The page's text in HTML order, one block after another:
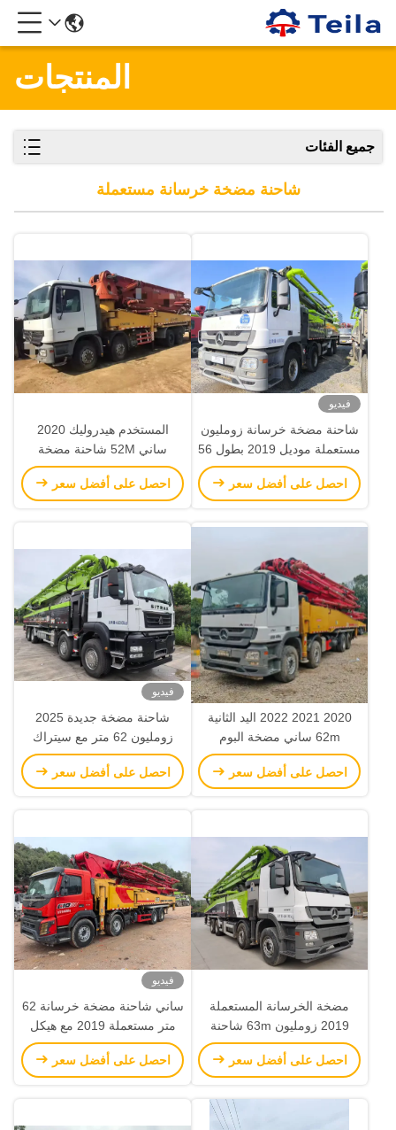
المنتجات
جميع الفئات
شاحنة مضخة خرسانة مستعملة
فيديو
شاحنة مضخة خرسانة زومليون
مستعملة موديل 2019 بطول 56
مترًا بهيكل مرسيدس بنز مع
تشغيل ذكي وفعال
احصل على أفضل سعر
المستخدم هيدروليك 2020
ساني 52M شاحنة مضخة
الخرسانة SY5418THB معدات
البناء
احصل على أفضل سعر
2020 2021 2022 اليد الثانية
62m ساني مضخة البوم
الخرساني مع الهيكل الخرساني
احصل على أفضل سعر
فيديو
شاحنة مضخة جديدة 2025
زومليون 62 متر مع سيتراك
ZLJ5461THBKF
احصل على أفضل سعر
مضخة الخرسانة المستعملة
2019 زومليون 63m شاحنة
مضخة ZLJ5440THBBE للبيع
احصل على أفضل سعر
فيديو
ساني شاحنة مضخة خرسانة 62
متر مستعملة 2019 مع هيكل
فولفو
احصل على أفضل سعر